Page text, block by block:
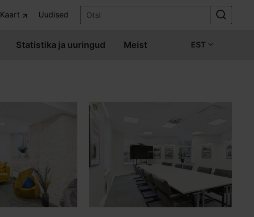
Kaart Uudised
Statistika ja uuringud Meist EST